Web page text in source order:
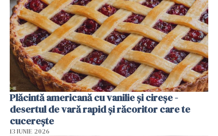
Plăcintă americană cu vanilie și cireșe -
desertul de vară rapid și răcoritor care te
cucerește
13 IUNIE 2026